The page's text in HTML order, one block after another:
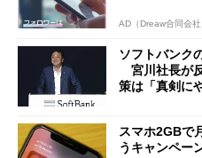
AD（Dreaw合同会社
ソフトバンク
宮川社長が
策は「真剣に
スマホ2GBで
うキャンペー